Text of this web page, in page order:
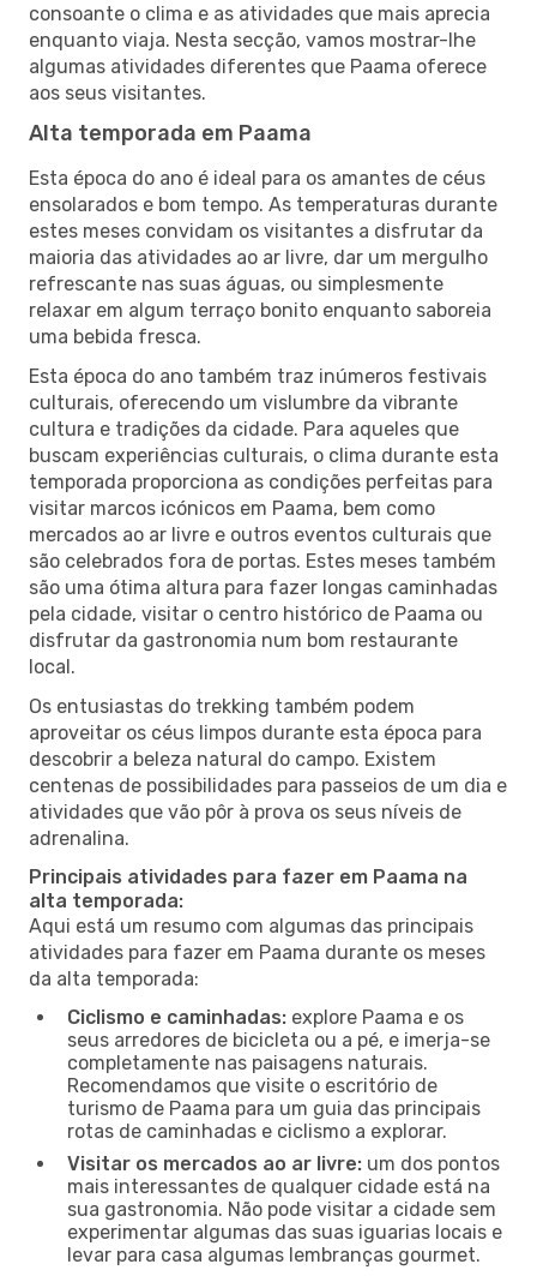
consoante o clima e as atividades que mais aprecia
enquanto viaja. Nesta secção, vamos mostrar-lhe
algumas atividades diferentes que Paama oferece
aos seus visitantes.
Alta temporada em Paama
Esta época do ano é ideal para os amantes de céus
ensolarados e bom tempo. As temperaturas durante
estes meses convidam os visitantes a disfrutar da
maioria das atividades ao ar livre, dar um mergulho
refrescante nas suas águas, ou simplesmente
relaxar em algum terraço bonito enquanto saboreia
uma bebida fresca.
Esta época do ano também traz inúmeros festivais
culturais, oferecendo um vislumbre da vibrante
cultura e tradições da cidade. Para aqueles que
buscam experiências culturais, o clima durante esta
temporada proporciona as condições perfeitas para
visitar marcos icónicos em Paama, bem como
mercados ao ar livre e outros eventos culturais que
são celebrados fora de portas. Estes meses também
são uma ótima altura para fazer longas caminhadas
pela cidade, visitar o centro histórico de Paama ou
disfrutar da gastronomia num bom restaurante
local.
Os entusiastas do trekking também podem
aproveitar os céus limpos durante esta época para
descobrir a beleza natural do campo. Existem
centenas de possibilidades para passeios de um dia e
atividades que vão pôr à prova os seus níveis de
adrenalina.
Principais atividades para fazer em Paama na
alta temporada:
Aqui está um resumo com algumas das principais
atividades para fazer em Paama durante os meses
da alta temporada:
Ciclismo e caminhadas: explore Paama e os
seus arredores de bicicleta ou a pé, e imerja-se
completamente nas paisagens naturais.
Recomendamos que visite o escritório de
turismo de Paama para um guia das principais
rotas de caminhadas e ciclismo a explorar.
Visitar os mercados ao ar livre: um dos pontos
mais interessantes de qualquer cidade está na
sua gastronomia. Não pode visitar a cidade sem
experimentar algumas das suas iguarias locais e
levar para casa algumas lembranças gourmet.